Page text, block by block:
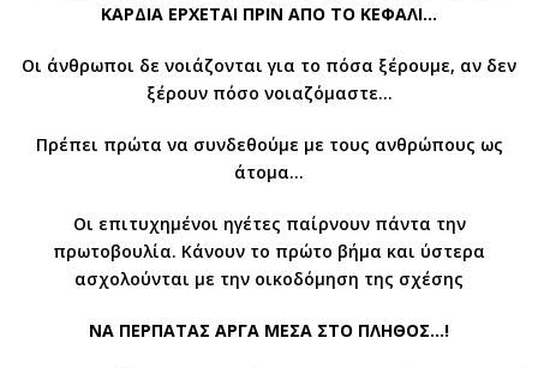
ΚΑΡΔΙΑ ΕΡΧΕΤΑΙ ΠΡΙΝ ΑΠΟ ΤΟ ΚΕΦΑΛΙ…
Οι άνθρωποι δε νοιάζονται για το πόσα ξέρουμε, αν δεν
ξέρουν πόσο νοιαζόμαστε…
Πρέπει πρώτα να συνδεθούμε με τους ανθρώπους ως
άτομα…
Οι επιτυχημένοι ηγέτες παίρνουν πάντα την
πρωτοβουλία. Κάνουν το πρώτο βήμα και ύστερα
ασχολούνται με την οικοδόμηση της σχέσης
ΝΑ ΠΕΡΠΑΤΑΣ ΑΡΓΑ ΜΕΣΑ ΣΤΟ ΠΛΗΘΟΣ…!